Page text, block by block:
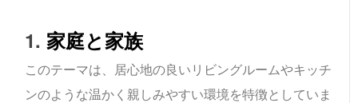
1.家庭と家族
このテーマは、居心地の良いリビングルームやキッチ
ンのような温かく親しみやすい環境を特徴としていま